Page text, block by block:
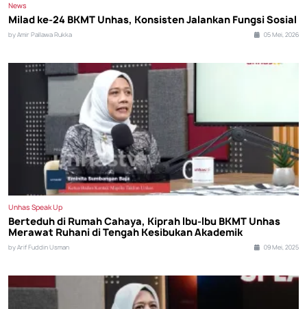
News
Milad ke-24 BKMT Unhas, Konsisten Jalankan Fungsi Sosial
by Amir Pallawa Rukka 05 Mei, 2026
Unhas Speak Up
Berteduh di Rumah Cahaya, Kiprah Ibu-Ibu BKMT Unhas
Merawat Ruhani di Tengah Kesibukan Akademik
by Arif Fuddin Usman 09 Mei, 2025